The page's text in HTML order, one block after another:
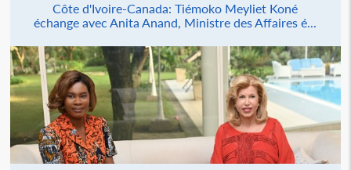
Côte d'Ivoire-Canada: Tiémoko Meyliet Koné
échange avec Anita Anand, Ministre des Affaires é...